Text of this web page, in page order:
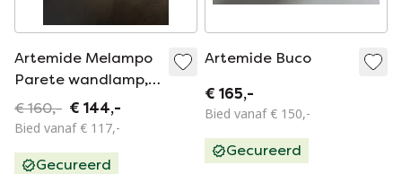
Artemide Melampo
Parete wandlamp,
ontworpen door
Adrien Gardère.
€ 160,- € 144,-
Bied vanaf € 117,-
Gecureerd
Artemide Buco
€ 165,-
Bied vanaf € 150,-
Gecureerd